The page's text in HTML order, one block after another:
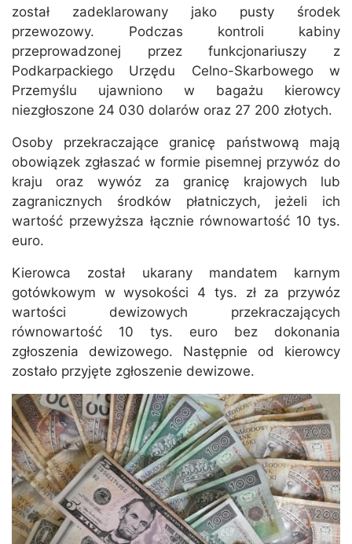
został zadeklarowany jako pusty środek
przewozowy. Podczas kontroli kabiny
przeprowadzonej przez funkcjonariuszy z
Podkarpackiego Urzędu Celno-Skarbowego w
Przemyślu ujawniono w bagażu kierowcy
niezgłoszone 24 030 dolarów oraz 27 200 złotych.
Osoby przekraczające granicę państwową mają
obowiązek zgłaszać w formie pisemnej przywóz do
kraju oraz wywóz za granicę krajowych lub
zagranicznych środków płatniczych, jeżeli ich
wartość przewyższa łącznie równowartość 10 tys.
euro.
Kierowca został ukarany mandatem karnym
gotówkowym w wysokości 4 tys. zł za przywóz
wartości dewizowych przekraczających
równowartość 10 tys. euro bez dokonania
zgłoszenia dewizowego. Następnie od kierowcy
zostało przyjęte zgłoszenie dewizowe.